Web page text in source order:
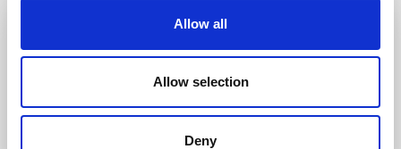
Allow all
Allow selection
Deny